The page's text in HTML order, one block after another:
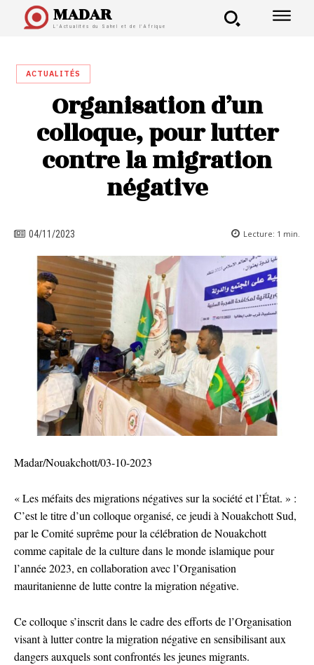
MADAR
L'Actualités du Sahel et de l'Afrique
ACTUALITÉS
Organisation d’un
colloque, pour lutter
contre la migration
négative
04/11/2023 Lecture: 1 min.
Madar/Nouakchott/03-10-2023
« Les méfaits des migrations négatives sur la société et l’État. » :
C’est le titre d’un colloque organisé, ce jeudi à Nouakchott Sud,
par le Comité suprême pour la célébration de Nouakchott
comme capitale de la culture dans le monde islamique pour
l’année 2023, en collaboration avec l’Organisation
mauritanienne de lutte contre la migration négative.
Ce colloque s’inscrit dans le cadre des efforts de l’Organisation
visant à lutter contre la migration négative en sensibilisant aux
dangers auxquels sont confrontés les jeunes migrants.